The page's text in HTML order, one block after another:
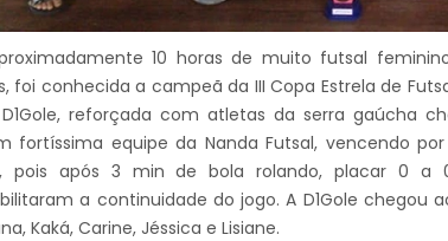
10 horas de muito futsal
foi conhecida a campeã da III Copa Estrela de
reforçada com atletas da serra gaúcha
fortíssima equipe da Nanda Futsal, vencendo
pois após 3 min de bola rolando, placar 0 a
a continuidade do jogo. A D1Gole chegou
Kaká, Carine, Jéssica e Lisiane.